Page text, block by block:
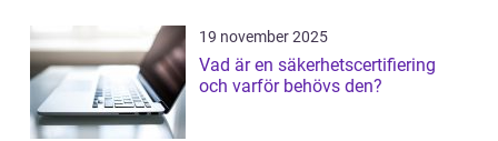
19 november 2025
Vad är en säkerhetscertifiering
och varför behövs den?